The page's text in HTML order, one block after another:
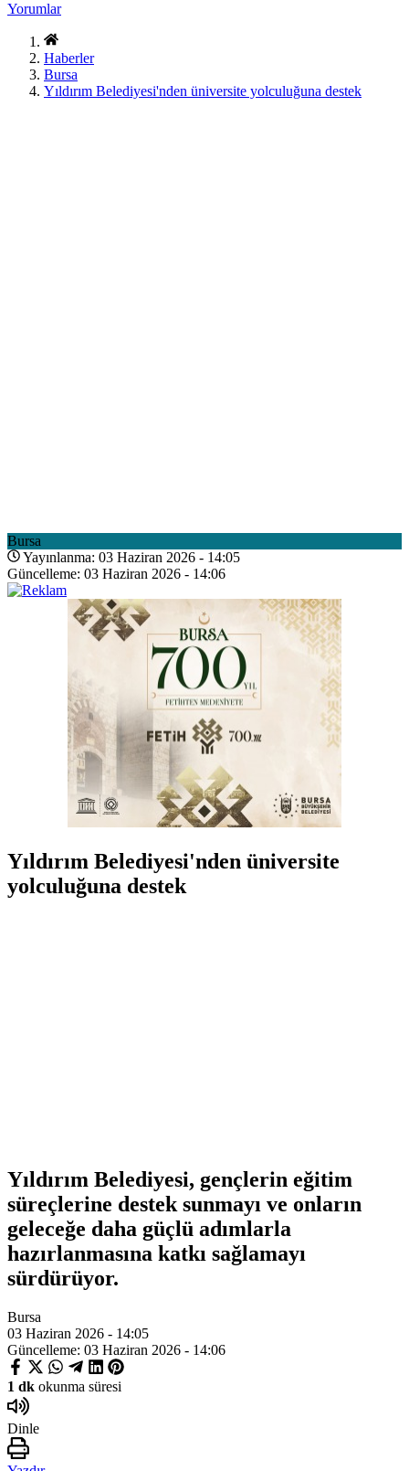
Yorumlar
Haberler
Bursa
Yıldırım Belediyesi'nden üniversite yolculuğuna destek
Bursa
Yayınlanma: 03 Haziran 2026 - 14:05
Güncelleme: 03 Haziran 2026 - 14:06
Yıldırım Belediyesi'nden üniversite
yolculuğuna destek
Yıldırım Belediyesi, gençlerin eğitim
süreçlerine destek sunmayı ve onların
geleceğe daha güçlü adımlarla
hazırlanmasına katkı sağlamayı
sürdürüyor.
Bursa
03 Haziran 2026 - 14:05
Güncelleme: 03 Haziran 2026 - 14:06
1 dk okunma süresi
Dinle